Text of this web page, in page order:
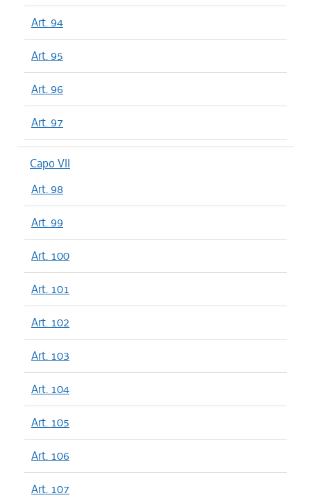
Art. 94
Art. 95
Art. 96
Art. 97
Capo VII
Art. 98
Art. 99
Art. 100
Art. 101
Art. 102
Art. 103
Art. 104
Art. 105
Art. 106
Art. 107